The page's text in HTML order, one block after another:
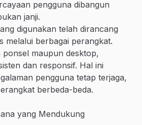
pengguna dibangun
janji.
digunakan telah dirancang
melalui berbagai perangkat.
ponsel maupun desktop,
dan responsif. Hal ini
pengguna tetap terjaga,
berbeda-beda.
yang Mendukung